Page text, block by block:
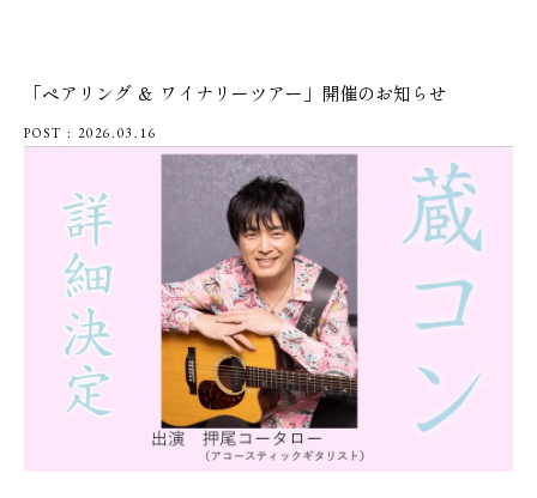
「ペアリング ＆ ワイナリーツアー」開催のお知らせ
POST : 2026.03.16